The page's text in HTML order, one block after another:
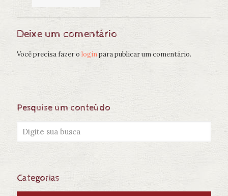
Deixe um comentário
Você precisa fazer o loginpara publicar um comentário.
Pesquise um conteúdo
Categorias